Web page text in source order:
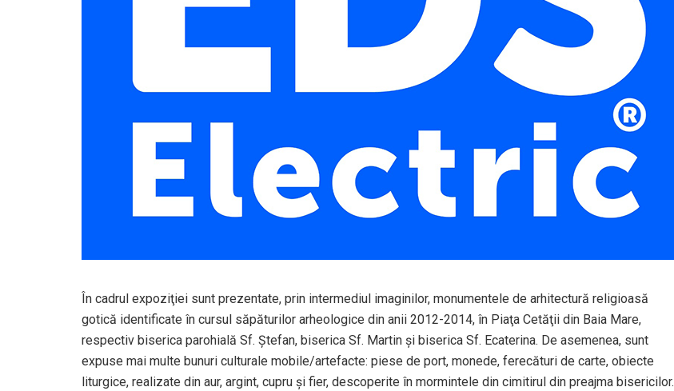
În cadrul expoziţiei sunt prezentate, prin intermediul imaginilor, monumentele de arhitectură religioasă
gotică identificate în cursul săpăturilor arheologice din anii 2012-2014, în Piaţa Cetăţii din Baia Mare,
respectiv biserica parohială Sf. Ştefan, biserica Sf. Martin şi biserica Sf. Ecaterina. De asemenea, sunt
expuse mai multe bunuri culturale mobile/artefacte: piese de port, monede, ferecături de carte, obiecte
liturgice, realizate din aur, argint, cupru şi fier, descoperite în mormintele din cimitirul din preajma bisericilor.